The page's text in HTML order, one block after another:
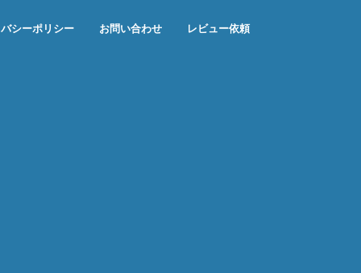
シーポリシー お問い合わせ レビュー依頼